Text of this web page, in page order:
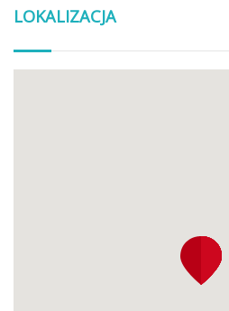
LOKALIZACJA